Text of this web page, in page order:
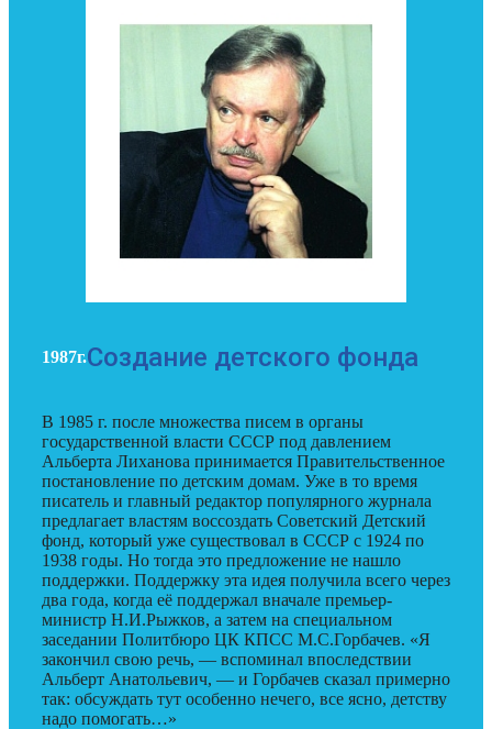
1987г.Создание детского фонда
В 1985 г. после множества писем в органы
государственной власти СССР под давлением
Альберта Лиханова принимается Правительственное
постановление по детским домам. Уже в то время
писатель и главный редактор популярного журнала
предлагает властям воссоздать Советский Детский
фонд, который уже существовал в СССР с 1924 по
1938 годы. Но тогда это предложение не нашло
поддержки. Поддержку эта идея получила всего через
два года, когда её поддержал вначале премьер-
министр Н.И.Рыжков, а затем на специальном
заседании Политбюро ЦК КПСС М.С.Горбачев. «Я
закончил свою речь, — вспоминал впоследствии
Альберт Анатольевич, — и Горбачев сказал примерно
так: обсуждать тут особенно нечего, все ясно, детству
надо помогать…»